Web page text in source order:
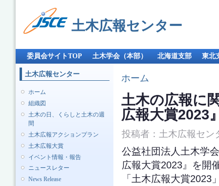
テ
動
土木広報センター
メインメニュー
委員会サイトTOP 土木学会（本部） 北海道支部 東北
土木広報センター
ホーム
組織図
土木の日、くらしと土木の週
間
土木広報アクションプラン
土木広報大賞
イベント情報・報告
ニュースレター
News Release
現在地
ホーム
土木の広報に
広報大賞2023
投稿者： 土木広報セン
公益社団法人土木学
広報大賞2023』を開
「土木広報大賞